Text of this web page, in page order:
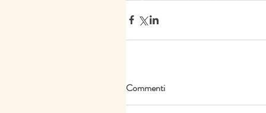
Commenti